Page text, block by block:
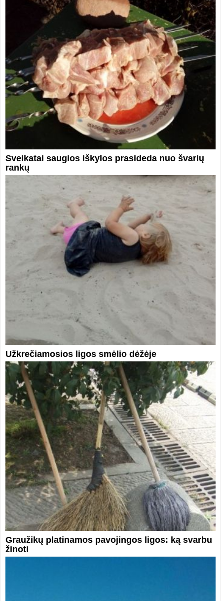
Sveikatai saugios iškylos prasideda nuo švarių
rankų
Užkrečiamosios ligos smėlio dėžėje
Graužikų platinamos pavojingos ligos: ką svarbu
žinoti